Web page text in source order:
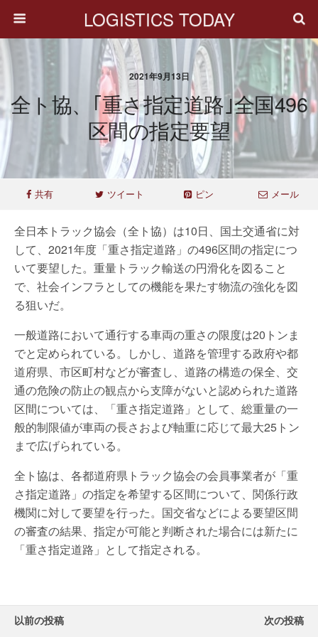
LOGISTICS TODAY
2021年9月13日
全ト協、｢重さ指定道路｣全国496
区間の指定要望
共有 ツイート ピン メール
全日本トラック協会（全ト協）は10日、国土交通省に対
して、2021年度「重さ指定道路」の496区間の指定につ
いて要望した。重量トラック輸送の円滑化を図ること
で、社会インフラとしての機能を果たす物流の強化を図
る狙いだ。
一般道路において通行する車両の重さの限度は20トンま
でと定められている。しかし、道路を管理する政府や都
道府県、市区町村などが審査し、道路の構造の保全、交
通の危険の防止の観点から支障がないと認められた道路
区間については、「重さ指定道路」として、総重量の一
般的制限値が車両の長さおよび軸重に応じて最大25トン
まで広げられている。
全ト協は、各都道府県トラック協会の会員事業者が「重
さ指定道路」の指定を希望する区間について、関係行政
機関に対して要望を行った。国交省などによる要望区間
の審査の結果、指定が可能と判断された場合には新たに
「重さ指定道路」として指定される。
以前の投稿 次の投稿